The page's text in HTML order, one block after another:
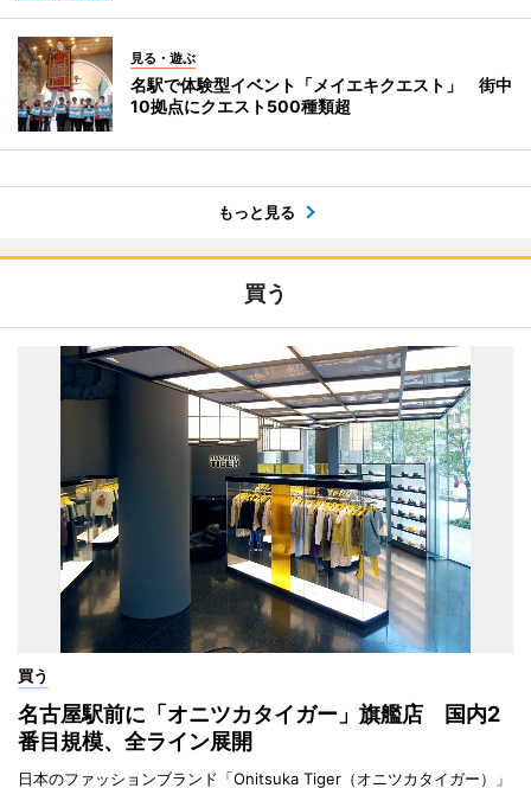
見る・遊ぶ
名駅で体験型イベント「メイエキクエスト」 街中
10拠点にクエスト500種類超
もっと見る
買う
買う
名古屋駅前に「オニツカタイガー」旗艦店 国内2
番目規模、全ライン展開
日本のファッションブランド「Onitsuka Tiger（オニツカタイガー）」